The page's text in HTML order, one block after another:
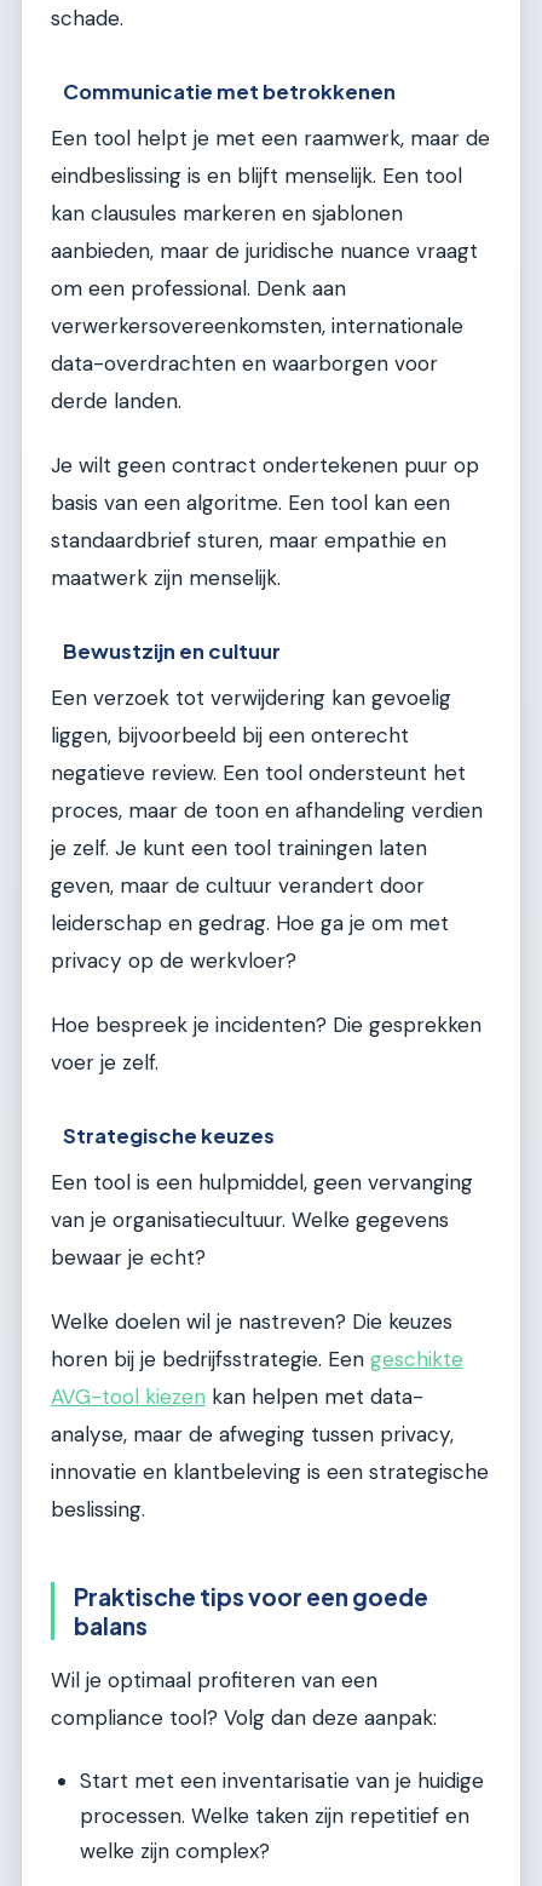
schade.
Communicatie met betrokkenen
Een tool helpt je met een raamwerk, maar de
eindbeslissing is en blijft menselijk. Een tool
kan clausules markeren en sjablonen
aanbieden, maar de juridische nuance vraagt
om een professional. Denk aan
verwerkersovereenkomsten, internationale
data-overdrachten en waarborgen voor
derde landen.
Je wilt geen contract ondertekenen puur op
basis van een algoritme. Een tool kan een
standaardbrief sturen, maar empathie en
maatwerk zijn menselijk.
Bewustzijn en cultuur
Een verzoek tot verwijdering kan gevoelig
liggen, bijvoorbeeld bij een onterecht
negatieve review. Een tool ondersteunt het
proces, maar de toon en afhandeling verdien
je zelf. Je kunt een tool trainingen laten
geven, maar de cultuur verandert door
leiderschap en gedrag. Hoe ga je om met
privacy op de werkvloer?
Hoe bespreek je incidenten? Die gesprekken
voer je zelf.
Strategische keuzes
Een tool is een hulpmiddel, geen vervanging
van je organisatiecultuur. Welke gegevens
bewaar je echt?
Welke doelen wil je nastreven? Die keuzes
horen bij je bedrijfsstrategie. Een geschikte
AVG-tool kiezen kan helpen met data-
analyse, maar de afweging tussen privacy,
innovatie en klantbeleving is een strategische
beslissing.
Praktische tips voor een goede
balans
Wil je optimaal profiteren van een
compliance tool? Volg dan deze aanpak:
Start met een inventarisatie van je huidige
processen. Welke taken zijn repetitief en
welke zijn complex?